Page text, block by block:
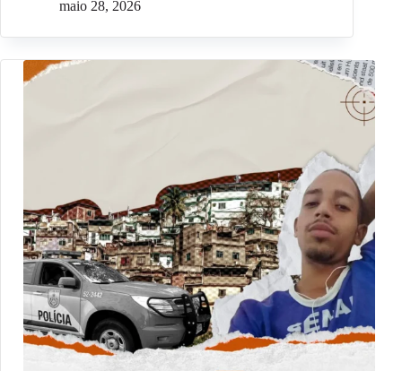
maio 28, 2026